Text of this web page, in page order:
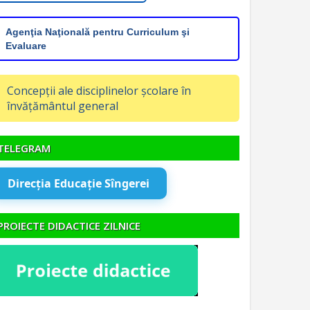
Agenţia Naţională pentru Curriculum şi
Evaluare
Concepții ale disciplinelor școlare în
învățământul general
Direcția Educație Sîngerei
DIDACTICE ZILNICE